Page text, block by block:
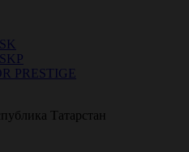
PRESTIGE
Татарстан